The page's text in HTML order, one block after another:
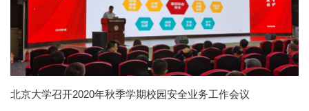
北京大学召开2020年秋季学期校园安全业务工作会议